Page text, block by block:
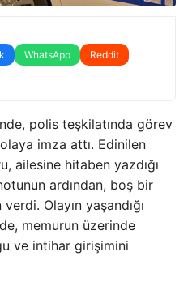
WhatsApp
Reddit
polis teşkilatında görev
imza attı. Edinilen
ailesine hitaben yazdığı
ardından, boş bir
Olayın yaşandığı
memurun üzerinde
ve intihar girişimini